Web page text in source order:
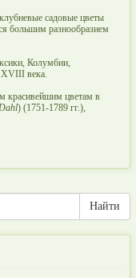
садовые цветы
большим разнообразием
Колумбии,
XVIII века.
красивейшим цветам в
) (1751-1789 гг.),